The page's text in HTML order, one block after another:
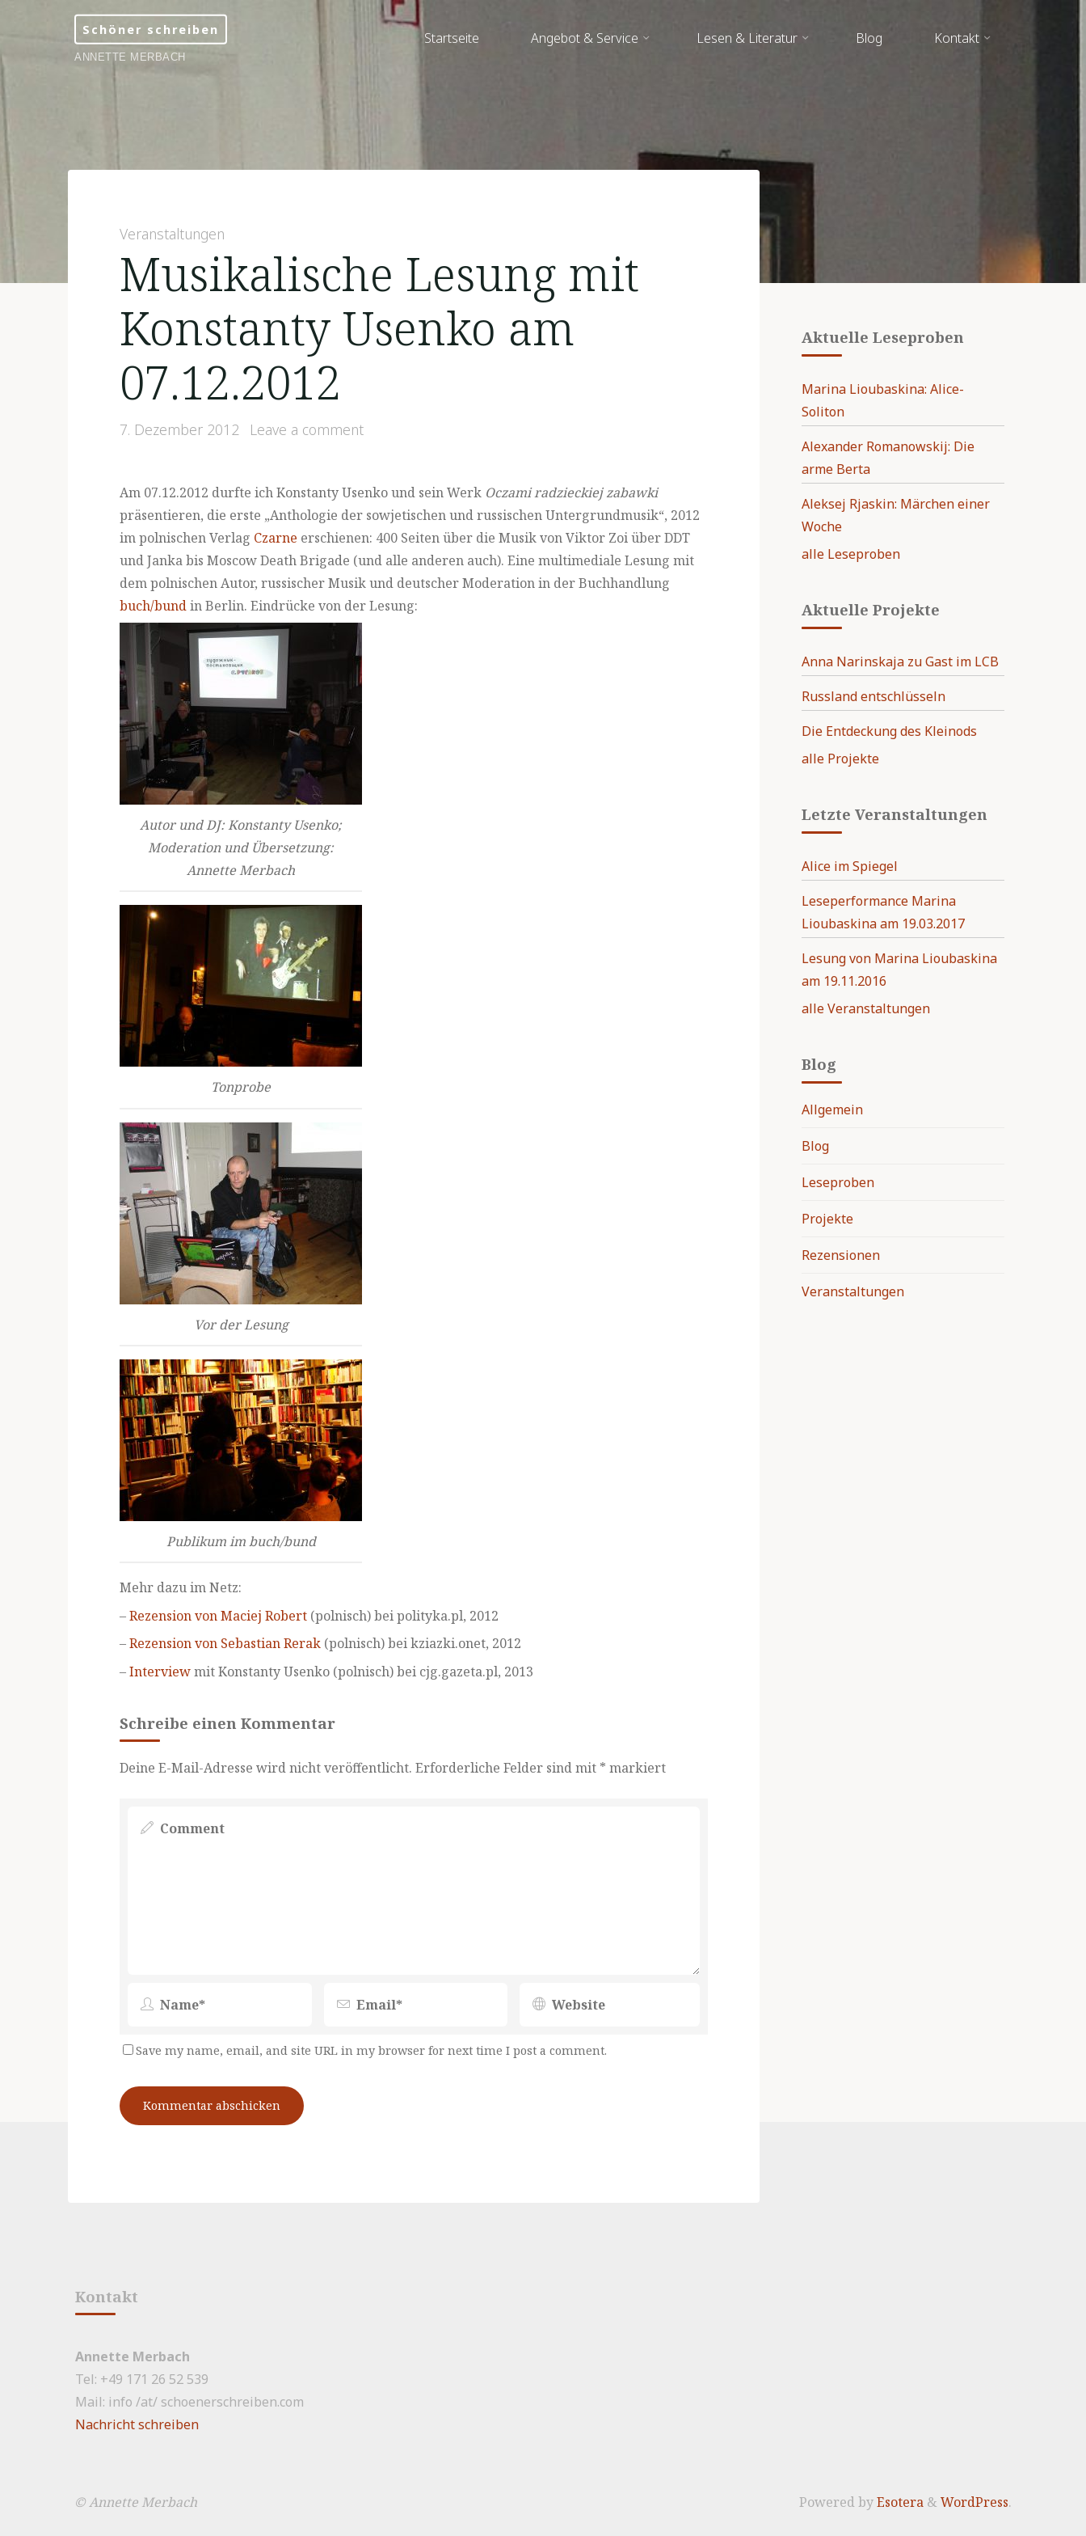
content
Schöner schreiben
ANNETTE MERBACH
Startseite Angebot & Service Lesen & Literatur Blog Kontakt
Veranstaltungen
Musikalische Lesung mit
Konstanty Usenko am
07.12.2012
7. Dezember 2012 Leave a comment
Am 07.12.2012 durfte ich Konstanty Usenko und sein Werk Oczami radzieckiej zabawki
präsentieren, die erste „Anthologie der sowjetischen und russischen Untergrundmusik“, 2012
im polnischen Verlag Czarne erschienen: 400 Seiten über die Musik von Viktor Zoi über DDT
und Janka bis Moscow Death Brigade (und alle anderen auch). Eine multimediale Lesung mit
dem polnischen Autor, russischer Musik und deutscher Moderation in der Buchhandlung
buch/bundin Berlin. Eindrücke von der Lesung:
Autor und DJ: Konstanty Usenko;
Moderation und Übersetzung:
Annette Merbach
Tonprobe
Vor der Lesung
Publikum im buch/bund
Mehr dazu im Netz:
–Rezension von Maciej Robert (polnisch) bei polityka.pl, 2012
–Rezension von Sebastian Rerak (polnisch) bei kziazki.onet, 2012
–Interviewmit Konstanty Usenko (polnisch) bei cjg.gazeta.pl, 2013
Schreibe einen Kommentar
Deine E-Mail-Adresse wird nicht veröffentlicht. Erforderliche Felder sind mit * markiert
Save my name, email, and site URL in my browser for next time I post a comment.
Aktuelle Leseproben
Marina Lioubaskina: Alice-
Soliton
Alexander Romanowskij: Die
arme Berta
Aleksej Rjaskin: Märchen einer
Woche
alle Leseproben
Aktuelle Projekte
Anna Narinskaja zu Gast im LCB
Russland entschlüsseln
Die Entdeckung des Kleinods
alle Projekte
Letzte Veranstaltungen
Alice im Spiegel
Leseperformance Marina
Lioubaskina am 19.03.2017
Lesung von Marina Lioubaskina
am 19.11.2016
alle Veranstaltungen
Blog
Allgemein
Blog
Leseproben
Projekte
Rezensionen
Veranstaltungen
Kontakt
Annette Merbach
Tel: +49 171 26 52 539
Mail: info /at/ schoenerschreiben.com
Nachricht schreiben
Powered byEsotera & WordPress.
© Annette Merbach